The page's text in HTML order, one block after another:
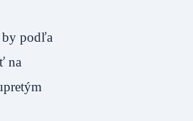
by podľa
na